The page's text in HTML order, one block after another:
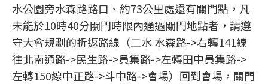
水公園旁水森路路口、約73公里處還有關門點，凡
未能於10時40分關門時限內通過關門地點者，請遵
守大會規劃的折返路線（二水 水森路->右轉141線
往北南通路->民生路->員集路->左轉田中員集路->
左轉150線中正路->斗中路->會場）回到會場，關門